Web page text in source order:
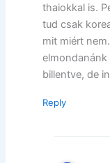
thaiokkal is.
tud csak
mit miért
billentve, de
Reply